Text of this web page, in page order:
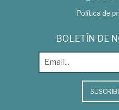
Política de
BOLETÍN DE